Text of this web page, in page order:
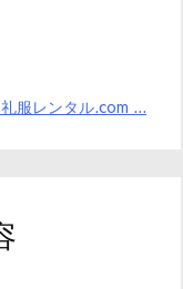
礼服レンタル.com ...